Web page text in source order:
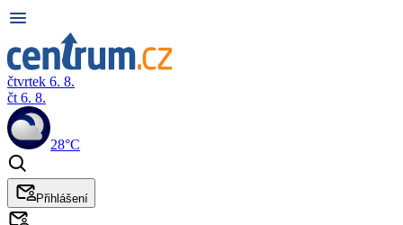
čtvrtek 6. 8.
čt 6. 8.
28°C
Přihlášení